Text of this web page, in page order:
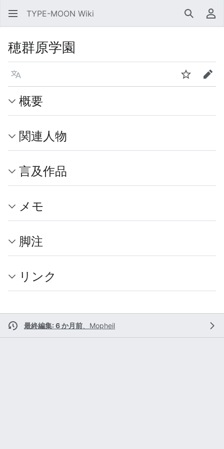
TYPE-MOON Wiki 検索 利
穂群原学園
言語 ウォッチ編集
概要
関連人物
言及作品
メモ
脚注
リンク
最終編集: 6 か月前 Mopheil